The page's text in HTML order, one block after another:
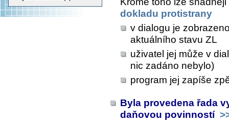
dokladu protistrany
v dialogu je
aktuálního stavu ZL
uživatel jej může v
nic zadáno nebylo)
program jej zapíše
Byla provedena řada
daňovou povinností